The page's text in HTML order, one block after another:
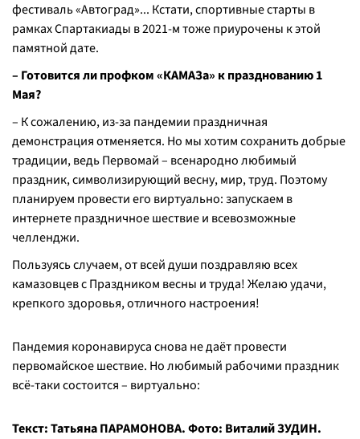
фестиваль «Автоград»... Кстати, спортивные старты в
рамках Спартакиады в 2021-м тоже приурочены к этой
памятной дате.
– Готовится ли профком «КАМАЗа» к празднованию 1
Мая?
– К сожалению, из-за пандемии праздничная
демонстрация отменяется. Но мы хотим сохранить добрые
традиции, ведь Первомай – всенародно любимый
праздник, символизирующий весну, мир, труд. Поэтому
планируем провести его виртуально: запускаем в
интернете праздничное шествие и всевозможные
челленджи.
Пользуясь случаем, от всей души поздравляю всех
камазовцев с Праздником весны и труда! Желаю удачи,
крепкого здоровья, отличного настроения!
Пандемия коронавируса снова не даёт провести
первомайское шествие. Но любимый рабочими праздник
всё-таки состоится – виртуально:
Текст: Татьяна ПАРАМОНОВА. Фото: Виталий ЗУДИН.